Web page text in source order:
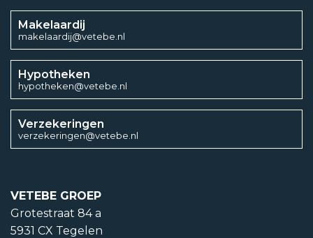
Makelaardij
makelaardij@vetebe.nl
Hypotheken
hypotheken@vetebe.nl
Verzekeringen
verzekeringen@vetebe.nl
VETEBE GROEP
Grotestraat 84 a
5931 CX Tegelen